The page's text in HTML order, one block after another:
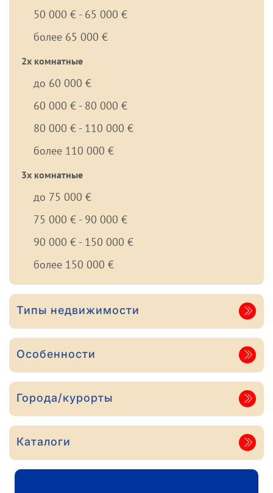
50 000 € - 65 000 €
более 65 000 €
2х комнатные
до 60 000 €
60 000 € - 80 000 €
80 000 € - 110 000 €
более 110 000 €
3х комнатные
до 75 000 €
75 000 € - 90 000 €
90 000 € - 150 000 €
более 150 000 €
Типы недвижимости
Особенности
Города/курорты
Каталоги